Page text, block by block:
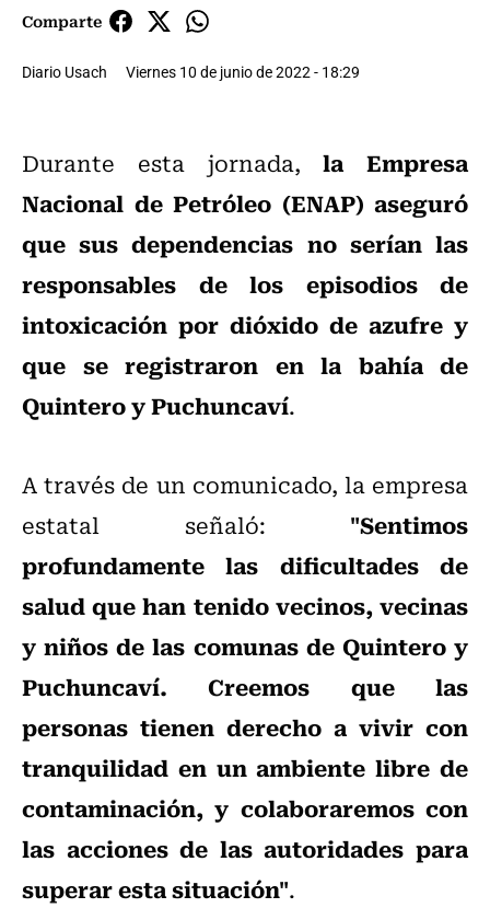
Comparte
Diario Usach Viernes 10 de junio de 2022 - 18:29
Durante esta jornada,la Empresa
Nacional de Petróleo (ENAP) aseguró
que sus dependencias no serían las
responsables de los episodios de
intoxicación por dióxido de azufre y
que se registraron en la bahía de
Quintero y Puchuncaví.
A través de un comunicado, la empresa
estatal señaló: "Sentimos
profundamente las dificultades de
salud que han tenido vecinos, vecinas
y niños de las comunas de Quintero y
Puchuncaví. Creemos que las
personas tienen derecho a vivir con
tranquilidad en un ambiente libre de
contaminación, y colaboraremos con
las acciones de las autoridades para
superar esta situación".